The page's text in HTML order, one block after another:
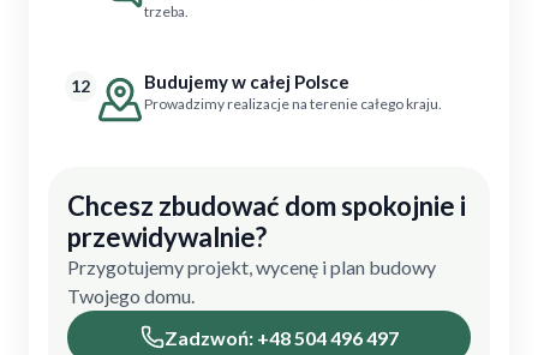
trzeba.
12 Budujemy w całej Polsce
Prowadzimy realizacje na terenie całego kraju.
Chcesz zbudować dom spokojnie i
przewidywalnie?
Przygotujemy projekt, wycenę i plan budowy
Twojego domu.
Zadzwoń: +48 504 496 497